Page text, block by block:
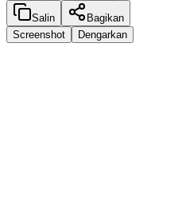
Salin
Bagikan
Screenshot
Dengarkan